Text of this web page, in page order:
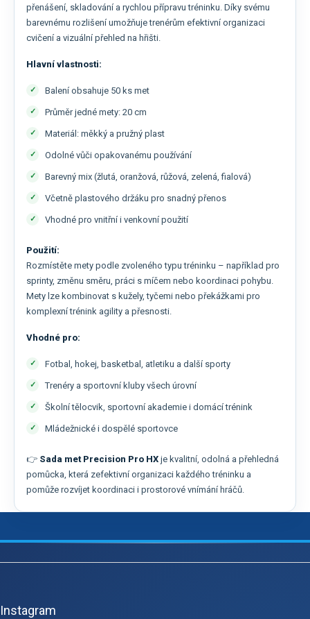
přenášení, skladování a rychlou přípravu tréninku. Díky svému
barevnému rozlišení umožňuje trenérům efektivní organizaci
cvičení a vizuální přehled na hřišti.
Hlavní vlastnosti:
Balení obsahuje 50 ks met
Průměr jedné mety: 20 cm
Materiál: měkký a pružný plast
Odolné vůči opakovanému používání
Barevný mix (žlutá, oranžová, růžová, zelená, fialová)
Včetně plastového držáku pro snadný přenos
Vhodné pro vnitřní i venkovní použití
Použití:
Rozmístěte mety podle zvoleného typu tréninku – například pro
sprinty, změnu směru, práci s míčem nebo koordinaci pohybu.
Mety lze kombinovat s kužely, tyčemi nebo překážkami pro
komplexní trénink agility a přesnosti.
Vhodné pro:
Fotbal, hokej, basketbal, atletiku a další sporty
Trenéry a sportovní kluby všech úrovní
Školní tělocvik, sportovní akademie i domácí trénink
Mládežnické i dospělé sportovce
👉 Sada met Precision Pro HX je kvalitní, odolná a přehledná
pomůcka, která zefektivní organizaci každého tréninku a
pomůže rozvíjet koordinaci i prostorové vnímání hráčů.
Z
Instagram